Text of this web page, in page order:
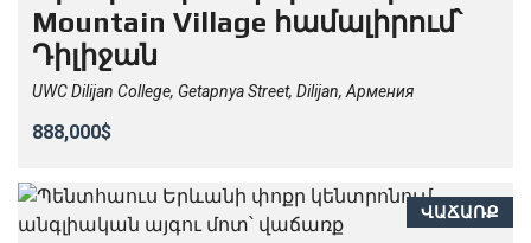
Mountain Village համալիրում՝
Դիլիջան
UWC Dilijan College, Getapnya Street, Dilijan, Армения
888,000$
ՎԱՃԱՌՔ